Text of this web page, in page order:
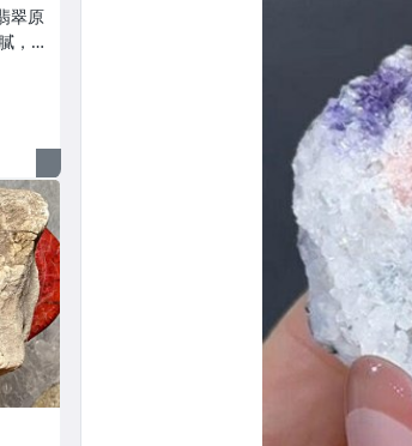
翠原
，
，
新
愛